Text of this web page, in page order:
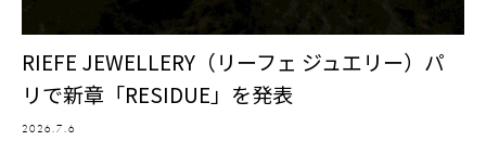
RIEFE JEWELLERY（リーフェ ジュエリー）パ
リで新章「RESIDUE」を発表
2026.7.6